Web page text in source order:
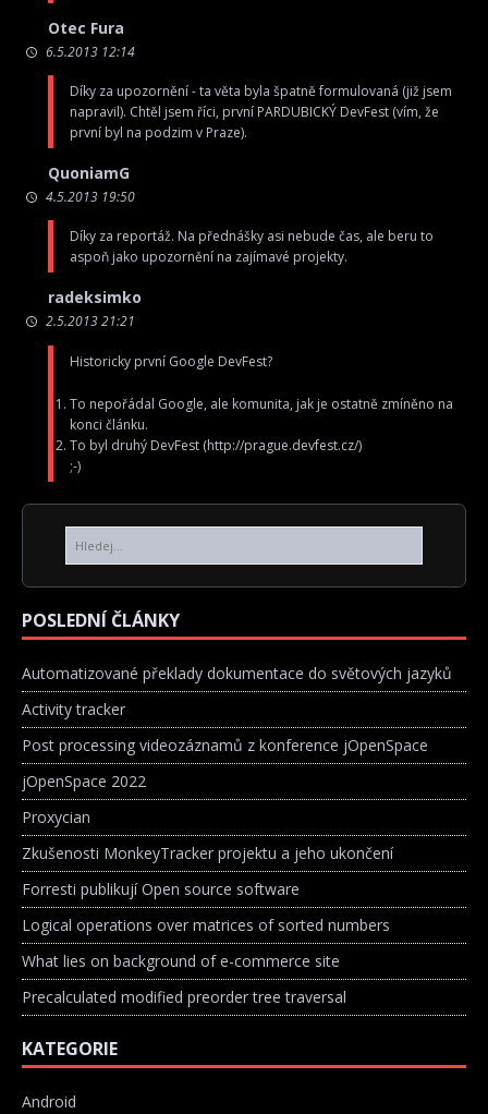
Otec Fura
6.5.2013 12:14
Díky za upozornění - ta věta byla špatně formulovaná (již jsem
napravil). Chtěl jsem říci, první PARDUBICKÝ DevFest (vím, že
první byl na podzim v Praze).
QuoniamG
4.5.2013 19:50
Díky za reportáž. Na přednášky asi nebude čas, ale beru to
aspoň jako upozornění na zajímavé projekty.
radeksimko
2.5.2013 21:21
Historicky první Google DevFest?
To nepořádal Google, ale komunita, jak je ostatně zmíněno na
konci článku.
To byl druhý DevFest (http://prague.devfest.cz/)
;-)
POSLEDNÍ ČLÁNKY
Automatizované překlady dokumentace do světových jazyků
Activity tracker
Post processing videozáznamů z konference jOpenSpace
jOpenSpace 2022
Proxycian
Zkušenosti MonkeyTracker projektu a jeho ukončení
Forresti publikují Open source software
Logical operations over matrices of sorted numbers
What lies on background of e-commerce site
Precalculated modified preorder tree traversal
KATEGORIE
Android